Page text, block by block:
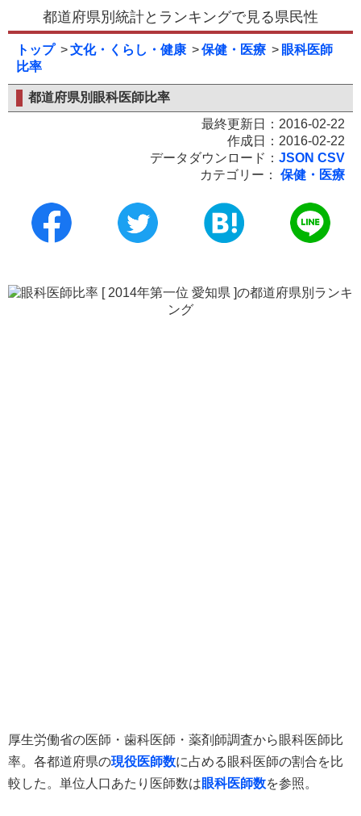
都道府県別統計とランキングで見る県民性
トップ 文化・くらし・健康 保健・医療
眼科医師
比率
都道府県別眼科医師比率
最終更新日：2016-02-22
作成日：2016-02-22
データダウンロード： JSON CSV
カテゴリー：
保健・医療
厚生労働省の医師・歯科医師・薬剤師調査から眼科医師比
率。各都道府県の現役医師数に占める眼科医師の割合を比
較した。単位人口あたり医師数は眼科医師数を参照。